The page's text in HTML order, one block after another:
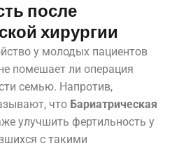
после
хирургии
у молодых пациентов
помешает ли операция
семью. Напротив,
что Бариатрическая
улучшить фертильность у
с такими